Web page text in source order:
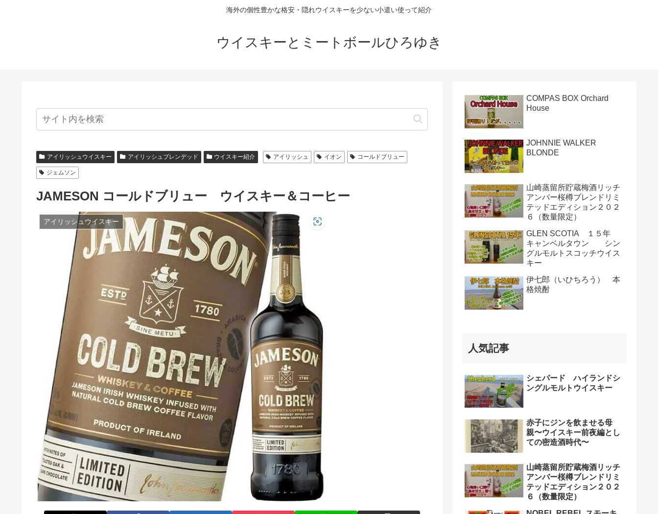
海外の個性豊かな格安・隠れウイスキーを少ない小遣い使って紹介
ウイスキーとミートボールひろゆき
アイリッシュウイスキー アイリッシュブレンデッド ウイスキー紹介 アイリッシュ イオン コールドブリュー
ジェムソン
JAMESON コールドブリュー ウイスキー＆コーヒー
アイリッシュウイスキー
COMPAS BOX Orchard
House
JOHNNIE WALKER
BLONDE
山崎蒸留所貯蔵梅酒リッチ
アンバー桜樽ブレンドリミ
テッドエディション２０２
６（数量限定）
GLEN SCOTIA １５年
キャンベルタウン シン
グルモルトスコッチウイス
キー
伊七郎（いひちろう） 本
格焼酎
人気記事
シェパード ハイランドシ
ングルモルトウイスキー
赤子にジンを飲ませる母
親〜ウイスキー前夜編とし
ての密造酒時代〜
山崎蒸留所貯蔵梅酒リッチ
アンバー桜樽ブレンドリミ
テッドエディション２０２
６（数量限定）